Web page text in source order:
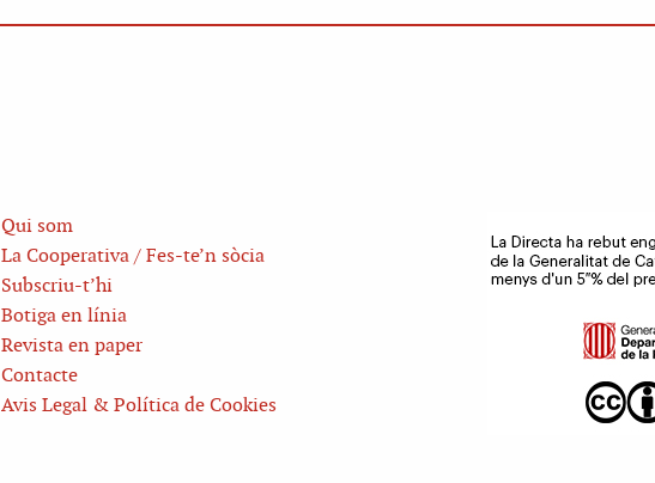
Qui som
La Cooperativa / Fes-te’n sòcia
Subscriu-t’hi
Botiga en línia
Revista en paper
Contacte
Avis Legal & Política de Cookies